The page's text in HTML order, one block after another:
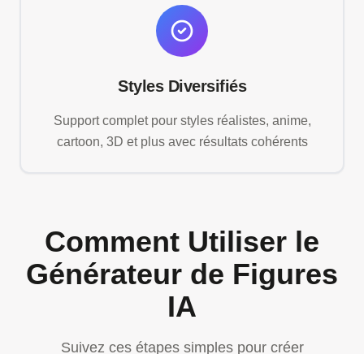
Styles Diversifiés
Support complet pour styles réalistes, anime,
cartoon, 3D et plus avec résultats cohérents
Comment Utiliser le
Générateur de Figures
IA
Suivez ces étapes simples pour créer